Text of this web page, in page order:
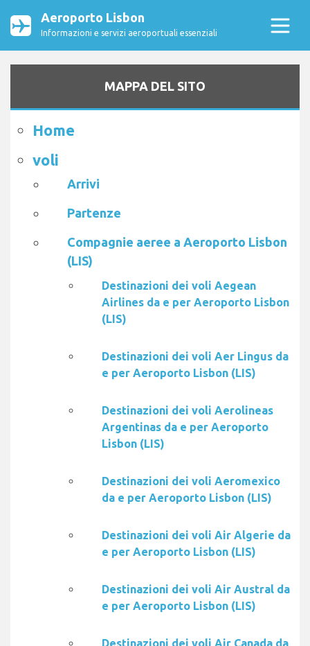
Aeroporto Lisbon
Informazioni e servizi aeroportuali essenziali
MAPPA DEL SITO
Home
voli
Arrivi
Partenze
Compagnie aeree a Aeroporto Lisbon
(LIS)
Destinazioni dei voli Aegean
Airlines da e per Aeroporto Lisbon
(LIS)
Destinazioni dei voli Aer Lingus da
e per Aeroporto Lisbon (LIS)
Destinazioni dei voli Aerolineas
Argentinas da e per Aeroporto
Lisbon (LIS)
Destinazioni dei voli Aeromexico
da e per Aeroporto Lisbon (LIS)
Destinazioni dei voli Air Algerie da
e per Aeroporto Lisbon (LIS)
Destinazioni dei voli Air Austral da
e per Aeroporto Lisbon (LIS)
Destinazioni dei voli Air Canada da